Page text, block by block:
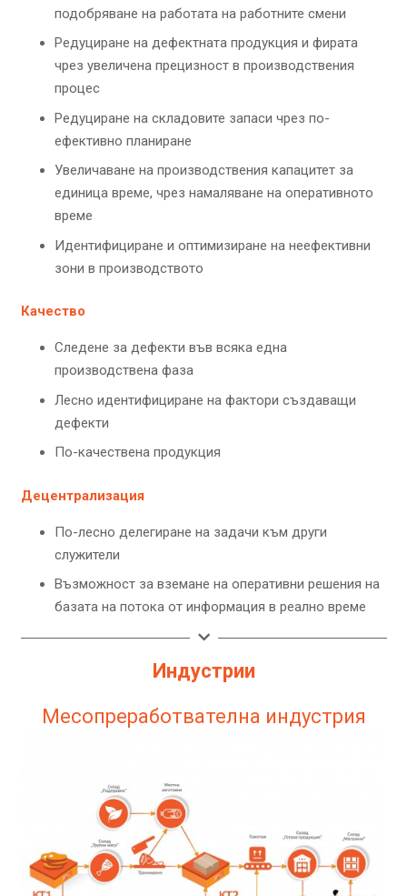
подобряване на работата на работните смени
Редуциране на дефектната продукция и фирата
чрез увеличена прецизност в производствения
процес
Редуциране на складовите запаси чрез по-
ефективно планиране
Увеличаване на производствения капацитет за
единица време, чрез намаляване на оперативното
време
Идентифициране и оптимизиране на неефективни
зони в производството
Качество
Следене за дефекти във всяка една
производствена фаза
Лесно идентифициране на фактори създаващи
дефекти
По-качествена продукция
Децентрализация
По-лесно делегиране на задачи към други
служители
Възможност за вземане на оперативни решения на
базата на потока от информация в реално време
Индустрии
Месопреработвателна индустрия